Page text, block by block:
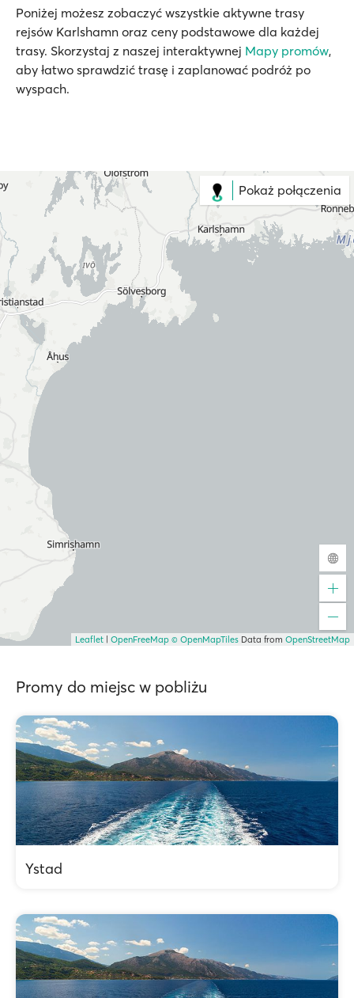
Poniżej możesz zobaczyć wszystkie aktywne trasy
rejsów Karlshamn oraz ceny podstawowe dla każdej
trasy. Skorzystaj z naszej interaktywnej Mapy promów,
aby łatwo sprawdzić trasę i zaplanować podróż po
wyspach.
Pokaż połączenia
Leaflet OpenFreeMap © OpenMapTiles Data from OpenStreetMap
Promy do miejsc w pobliżu
Ystad